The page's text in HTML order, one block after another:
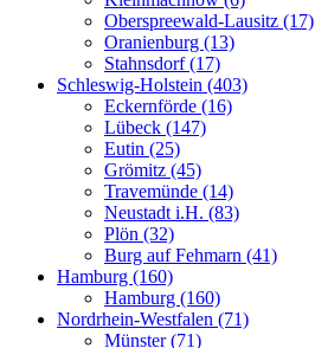
Oberspreewald-Lausitz (17)
Oranienburg (13)
Stahnsdorf (17)
Schleswig-Holstein (403)
Eckernförde (16)
Lübeck (147)
Eutin (25)
Grömitz (45)
Travemünde (14)
Neustadt i.H. (83)
Plön (32)
Burg auf Fehmarn (41)
Hamburg (160)
Hamburg (160)
Nordrhein-Westfalen (71)
Münster (71)